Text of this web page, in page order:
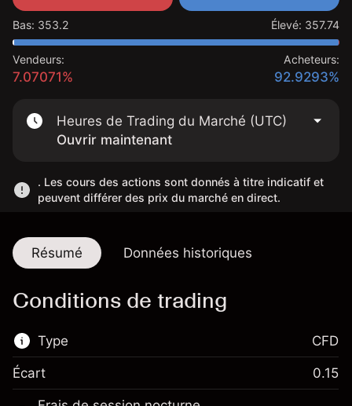
Bas: 353.2 Élevé: 357.74
Vendeurs:
7.07071%
Acheteurs:
92.9293%
Heures de Trading du Marché (UTC)
Ouvrir maintenant
. Les cours des actions sont donnés à titre indicatif et
peuvent différer des prix du marché en direct.
Résumé Données historiques
Conditions de trading
Type
Ce marché financier est disponible pour le
CFD
Écart 0.15